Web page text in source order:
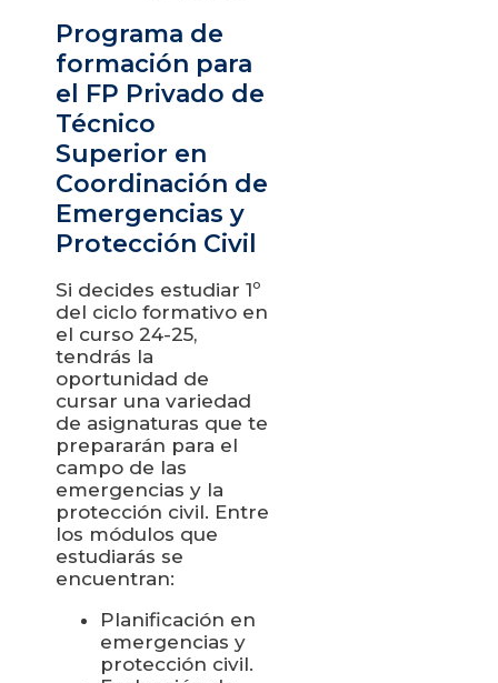
Programa de
formación para
el FP Privado de
Técnico
Superior en
Coordinación de
Emergencias y
Protección Civil
Si decides estudiar 1º
del ciclo formativo en
el curso 24-25,
tendrás la
oportunidad de
cursar una variedad
de asignaturas que te
prepararán para el
campo de las
emergencias y la
protección civil. Entre
los módulos que
estudiarás se
encuentran:
Planificación en
emergencias y
protección civil.